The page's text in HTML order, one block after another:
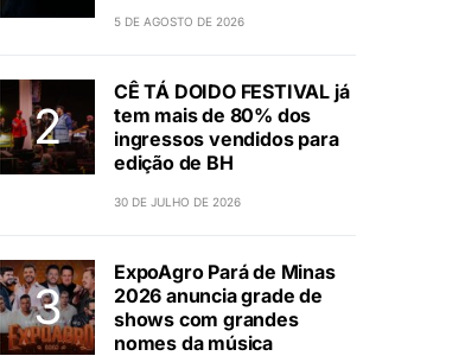
5 DE AGOSTO DE 2026
CÊ TÁ DOIDO FESTIVAL já
tem mais de 80% dos
ingressos vendidos para
edição de BH
30 DE JULHO DE 2026
ExpoAgro Pará de Minas
2026 anuncia grade de
shows com grandes
nomes da música